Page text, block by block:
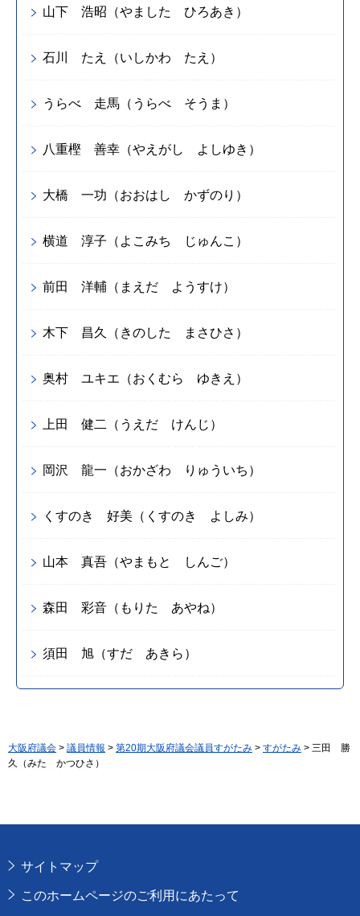
山下 浩昭（やました ひろあき）
石川 たえ（いしかわ たえ）
うらべ 走馬（うらべ そうま）
八重樫 善幸（やえがし よしゆき）
大橋 一功（おおはし かずのり）
横道 淳子（よこみち じゅんこ）
前田 洋輔（まえだ ようすけ）
木下 昌久（きのした まさひさ）
奥村 ユキエ（おくむら ゆきえ）
上田 健二（うえだ けんじ）
岡沢 龍一（おかざわ りゅういち）
くすのき 好美（くすのき よしみ）
山本 真吾（やまもと しんご）
森田 彩音（もりた あやね）
須田 旭（すだ あきら）
大阪府議会 > 議員情報 > 第20期大阪府議会議員すがたみ > すがたみ > 三田 勝
久（みた かつひさ）
サイトマップ
このホームページのご利用にあたって